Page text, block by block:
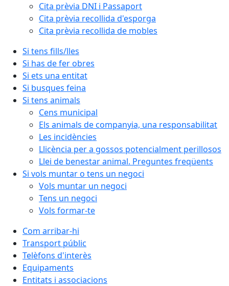
Cita prèvia DNI i Passaport
Cita prèvia recollida d'esporga
Cita prèvia recollida de mobles
Si tens fills/lles
Si has de fer obres
Si ets una entitat
Si busques feina
Si tens animals
Cens municipal
Els animals de companyia, una responsabilitat
Les incidències
Llicència per a gossos potencialment perillosos
Llei de benestar animal. Preguntes freqüents
Si vols muntar o tens un negoci
Vols muntar un negoci
Tens un negoci
Vols formar-te
Com arribar-hi
Transport públic
Telèfons d'interès
Equipaments
Entitats i associacions